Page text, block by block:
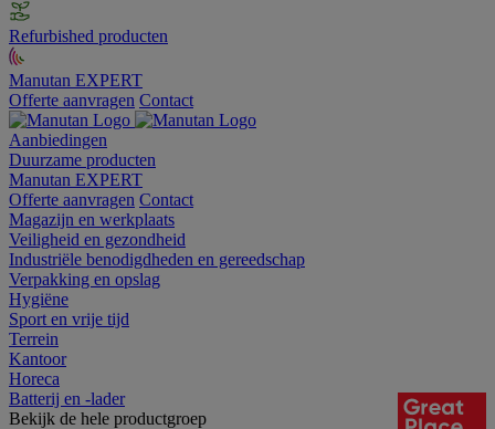
Refurbished producten
Manutan EXPERT
Offerte aanvragen Contact
Aanbiedingen
Duurzame producten
Manutan EXPERT
Offerte aanvragen Contact
Magazijn en werkplaats
Veiligheid en gezondheid
Industriële benodigdheden en gereedschap
Verpakking en opslag
Hygiëne
Sport en vrije tijd
Terrein
Kantoor
Horeca
Batterij en -lader
Bekijk de hele productgroep